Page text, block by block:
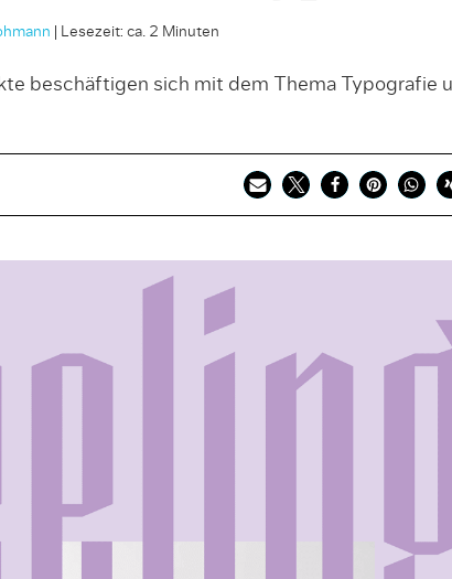
Lesezeit: ca. 2 Minuten
beschäftigen sich mit dem Thema Typografie